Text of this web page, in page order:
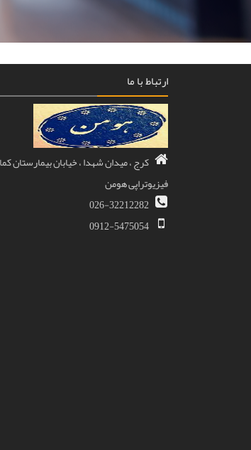
ارتباط با ما
کرج ، میدان شهدا ، خیابان بیمارستان
فیزیوتراپی هومن
026-32212282
0912-5475054